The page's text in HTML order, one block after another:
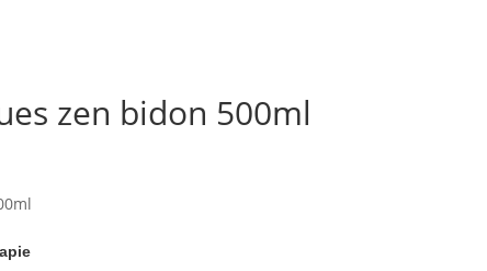
zen bidon 500ml